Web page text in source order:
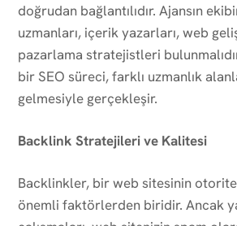
doğrudan bağlantılıdır. Ajansın
uzmanları, içerik yazarları, web
pazarlama stratejistleri
bir SEO süreci, farklı uzmanlık
gelmesiyle gerçekleşir.
Backlink Stratejileri ve Kalitesi
Backlinkler, bir web sitesinin
önemli faktörlerden biridir. Ancak